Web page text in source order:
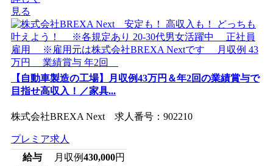
見る
【自動車製造の工場】月収例43万円＆年2回の業績賞与で
目指せ高収入！／家具...
株式会社BREXA Next 求人番号：902210
プレミア求人
給与
月収例430,000円